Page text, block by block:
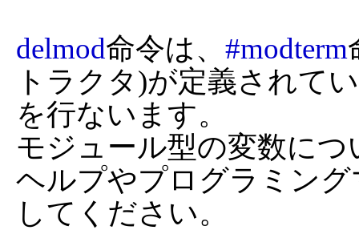
delmod命令は、 #modterm
トラクタ)が定義されて
を行ないます。
モジュール型の変数に
ヘルプやプログラミン
してください。